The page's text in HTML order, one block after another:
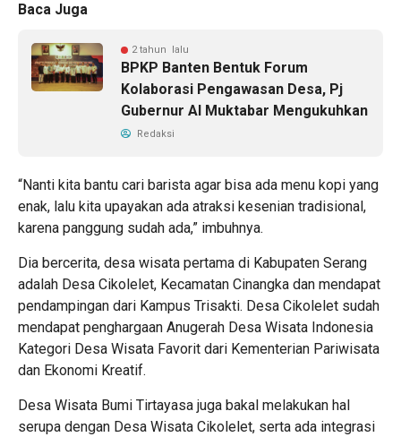
Baca Juga
2 tahun lalu
BPKP Banten Bentuk Forum
Kolaborasi Pengawasan Desa, Pj
Gubernur Al Muktabar Mengukuhkan
Redaksi
“Nanti kita bantu cari barista agar bisa ada menu kopi yang
enak, lalu kita upayakan ada atraksi kesenian tradisional,
karena panggung sudah ada,” imbuhnya.
Dia bercerita, desa wisata pertama di Kabupaten Serang
adalah Desa Cikolelet, Kecamatan Cinangka dan mendapat
pendampingan dari Kampus Trisakti. Desa Cikolelet sudah
mendapat penghargaan Anugerah Desa Wisata Indonesia
Kategori Desa Wisata Favorit dari Kementerian Pariwisata
dan Ekonomi Kreatif.
Desa Wisata Bumi Tirtayasa juga bakal melakukan hal
serupa dengan Desa Wisata Cikolelet, serta ada integrasi